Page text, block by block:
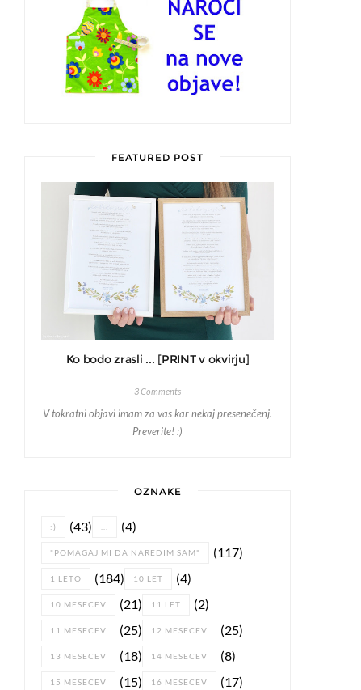
FEATURED POST
Ko bodo zrasli ... [PRINT v okvirju]
3 Comments
V tokratni objavi imam za vas kar nekaj presenečenj.
Preverite! :)
OZNAKE
:) (43) ... (4)
"POMAGAJ MI DA NAREDIM SAM" (117)
1 LETO (184) 10 LET (4)
10 MESECEV (21) 11 LET (2)
11 MESECEV (25) 12 MESECEV (25)
13 MESECEV (18) 14 MESECEV (8)
15 MESECEV (15) 16 MESECEV (17)